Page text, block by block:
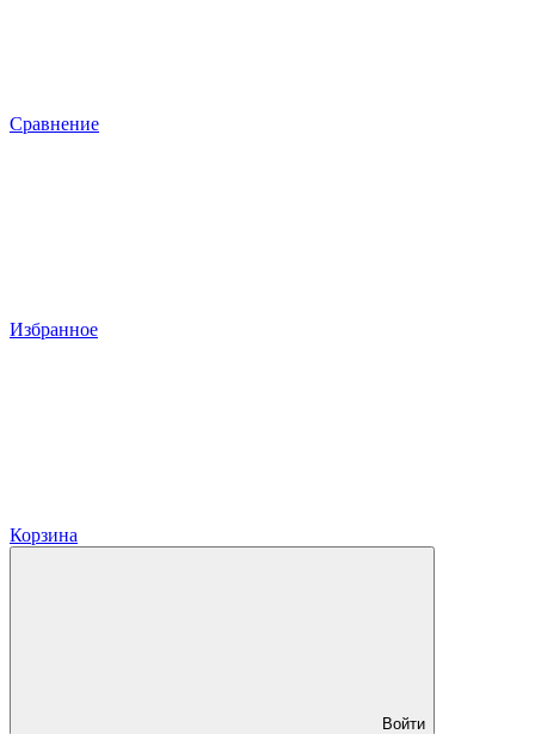
Сравнение
Избранное
Корзина
Войти